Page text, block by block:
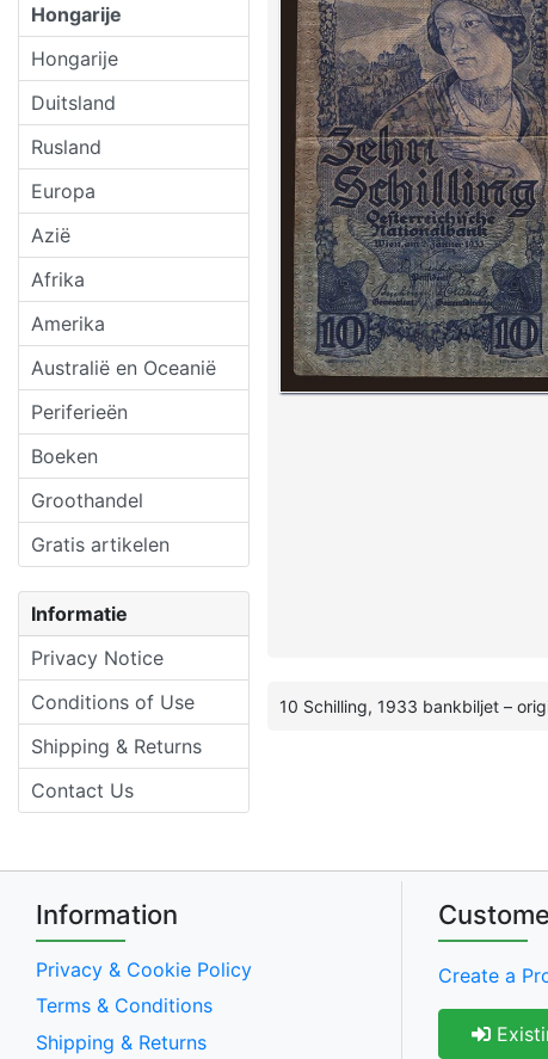
Hongarije
Hongarije
Duitsland
Rusland
Europa
Azië
Afrika
Amerika
Australië en Oceanië
Periferieën
Boeken
Groothandel
Gratis artikelen
Informatie
Privacy Notice
Conditions of Use
Shipping & Returns
Contact Us
10 Schilling, 1933 bankbiljet –
Information
Privacy & Cookie Policy
Terms & Conditions
Shipping & Returns
Create a